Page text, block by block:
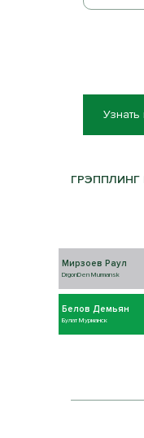
ГРЭППЛИНГ
Мирзоев Раул
DrgonDen Murmansk
Белов Демьян
Булат Мурманск